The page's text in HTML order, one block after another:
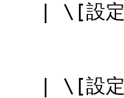
| \[
| \[設定]